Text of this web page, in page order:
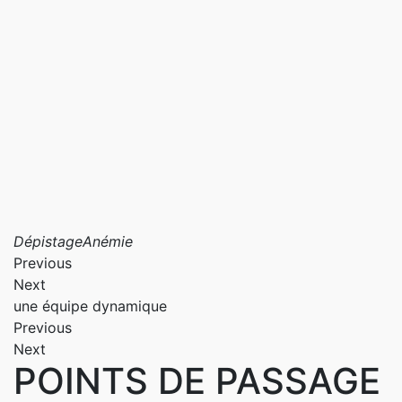
DépistageAnémie
Previous
Next
une équipe dynamique
Previous
Next
POINTS DE PASSAGE